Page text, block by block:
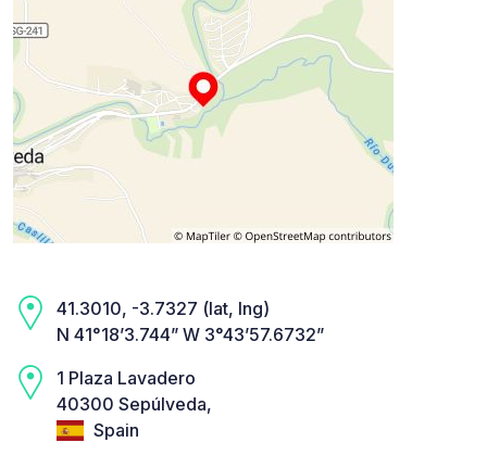
41.3010, -3.7327 (lat, lng)
N 41°18’3.744” W 3°43’57.6732”
1 Plaza Lavadero
40300 Sepúlveda,
Spain